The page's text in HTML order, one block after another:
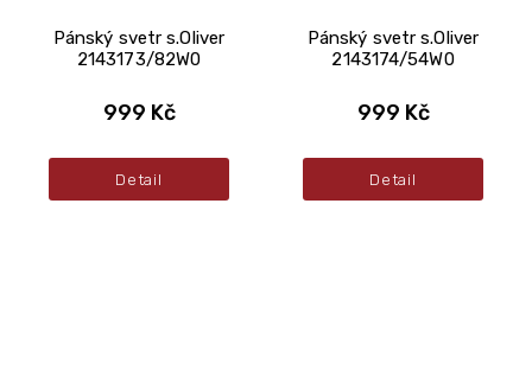
Pánský svetr s.Oliver
2143173/82W0
999 Kč
Detail
Pánský svetr s.Oliver
2143174/54W0
999 Kč
Detail